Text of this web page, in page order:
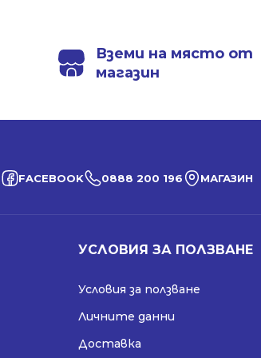
Вземи на място от
магазин
FACEBOOK 0888 200 196 МАГАЗИН
УСЛОВИЯ ЗА ПОЛЗВАНЕ
Условия за ползване
Личните данни
Доставка